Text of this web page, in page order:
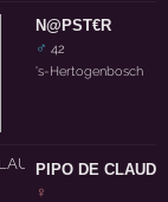
N@PST€R
♂ 42
's-Hertogenbosch
PIPO DE
♀